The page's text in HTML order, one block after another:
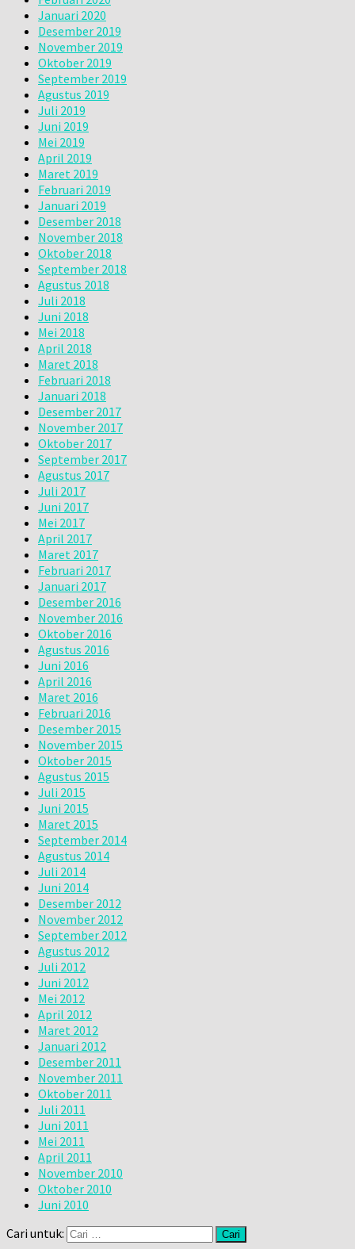
Januari 2020
Desember 2019
November 2019
Oktober 2019
September 2019
Agustus 2019
Juli 2019
Juni 2019
Mei 2019
April 2019
Maret 2019
Februari 2019
Januari 2019
Desember 2018
November 2018
Oktober 2018
September 2018
Agustus 2018
Juli 2018
Juni 2018
Mei 2018
April 2018
Maret 2018
Februari 2018
Januari 2018
Desember 2017
November 2017
Oktober 2017
September 2017
Agustus 2017
Juli 2017
Juni 2017
Mei 2017
April 2017
Maret 2017
Februari 2017
Januari 2017
Desember 2016
November 2016
Oktober 2016
Agustus 2016
Juni 2016
April 2016
Maret 2016
Februari 2016
Desember 2015
November 2015
Oktober 2015
Agustus 2015
Juli 2015
Juni 2015
Maret 2015
September 2014
Agustus 2014
Juli 2014
Juni 2014
Desember 2012
November 2012
September 2012
Agustus 2012
Juli 2012
Juni 2012
Mei 2012
April 2012
Maret 2012
Januari 2012
Desember 2011
November 2011
Oktober 2011
Juli 2011
Juni 2011
Mei 2011
April 2011
November 2010
Oktober 2010
Juni 2010
Cari untuk: